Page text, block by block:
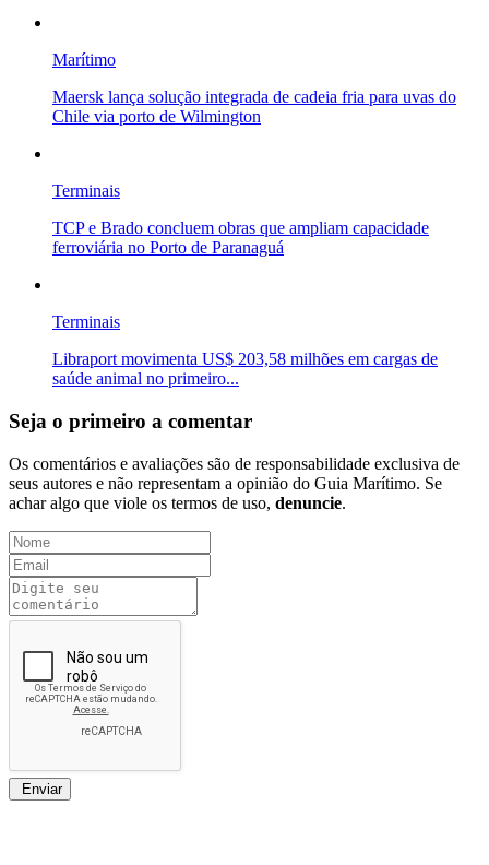
Marítimo
Maersk lança solução integrada de cadeia fria para uvas do
Chile via porto de Wilmington
Terminais
TCP e Brado concluem obras que ampliam capacidade
ferroviária no Porto de Paranaguá
Terminais
Libraport movimenta US$ 203,58 milhões em cargas de
saúde animal no primeiro...
Seja o primeiro a comentar
Os comentários e avaliações são de responsabilidade exclusiva de
seus autores e não representam a opinião do Guia Marítimo. Se
achar algo que viole os termos de uso, denuncie.
Enviar